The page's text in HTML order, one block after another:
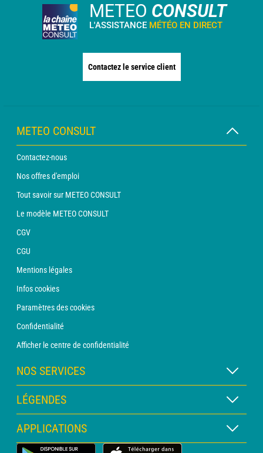
METEO CONSULT
L'ASSISTANCE MÉTÉO EN DIRECT
Contactez le service client
METEO CONSULT
Contactez-nous
Nos offres d'emploi
Tout savoir sur METEO CONSULT
Le modèle METEO CONSULT
CGV
CGU
Mentions légales
Infos cookies
Paramètres des cookies
Confidentialité
Afficher le centre de confidentialité
NOS SERVICES
Abonnement METEO Xpert
Abonnement METEO PRO
Consultation avec un prévisionniste
LÉGENDES
Légende des cartes
Légende des pictogrammes
APPLICATIONS